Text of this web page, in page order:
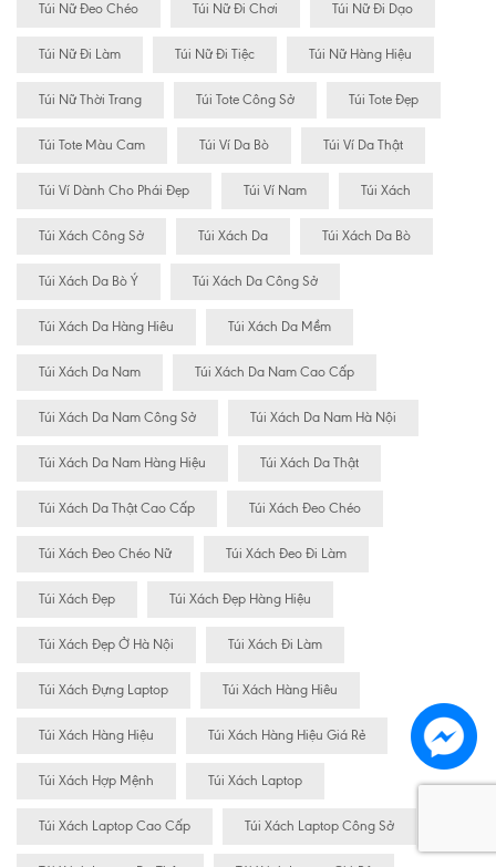
Túi Nữ Đeo Chéo Túi Nữ Đi Chơi Túi Nữ Đi Dạo
Túi Nữ Đi Làm Túi Nữ Đi Tiệc Túi Nữ Hàng Hiệu
Túi Nữ Thời Trang Túi Tote Công Sở Túi Tote Đẹp
Túi Tote Màu Cam Túi Ví Da Bò Túi Ví Da Thật
Túi Ví Dành Cho Phái Đẹp Túi Ví Nam Túi Xách
Túi Xách Công Sở Túi Xách Da Túi Xách Da Bò
Túi Xách Da Bò Ý Túi Xách Da Công Sở
Túi Xách Da Hàng Hiêu Túi Xách Da Mềm
Túi Xách Da Nam Túi Xách Da Nam Cao Cấp
Túi Xách Da Nam Công Sở Túi Xách Da Nam Hà Nội
Túi Xách Da Nam Hàng Hiệu Túi Xách Da Thật
Túi Xách Da Thật Cao Cấp Túi Xách Đeo Chéo
Túi Xách Đeo Chéo Nữ Túi Xách Đeo Đi Làm
Túi Xách Đẹp Túi Xách Đẹp Hàng Hiệu
Túi Xách Đẹp Ở Hà Nội Túi Xách Đi Làm
Túi Xách Đựng Laptop Túi Xách Hàng Hiêu
Túi Xách Hàng Hiệu Túi Xách Hàng Hiệu Giá Rẻ
Túi Xách Hợp Mệnh Túi Xách Laptop
Túi Xách Laptop Cao Cấp Túi Xách Laptop Công Sở